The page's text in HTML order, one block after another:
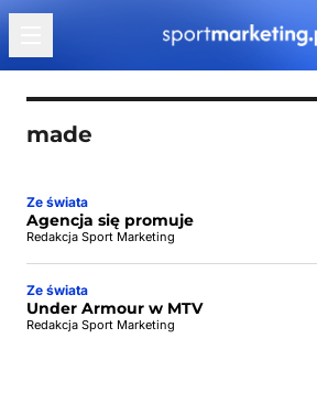
Przejdź do treści
made
Ze świata
Agencja się promuje
Redakcja Sport Marketing
Ze świata
Under Armour w MTV
Redakcja Sport Marketing